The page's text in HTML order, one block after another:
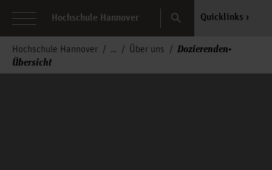
Hochschule Hannover Search Quicklinks
Hochschule Hannover Über uns
Dozierenden-
Übersicht